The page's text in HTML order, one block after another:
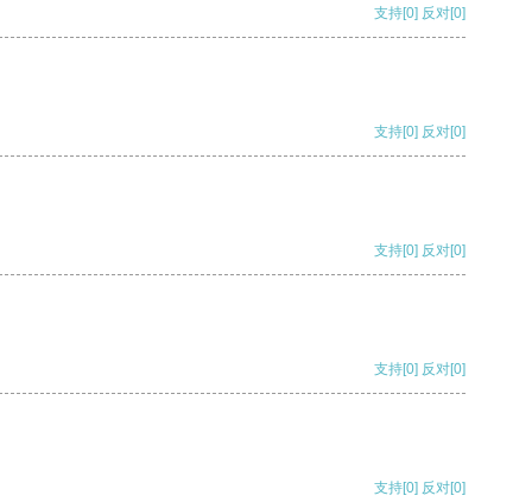
支持[0] 反对[0]
支持[0] 反对[0]
支持[0] 反对[0]
支持[0] 反对[0]
支持[0] 反对[0]